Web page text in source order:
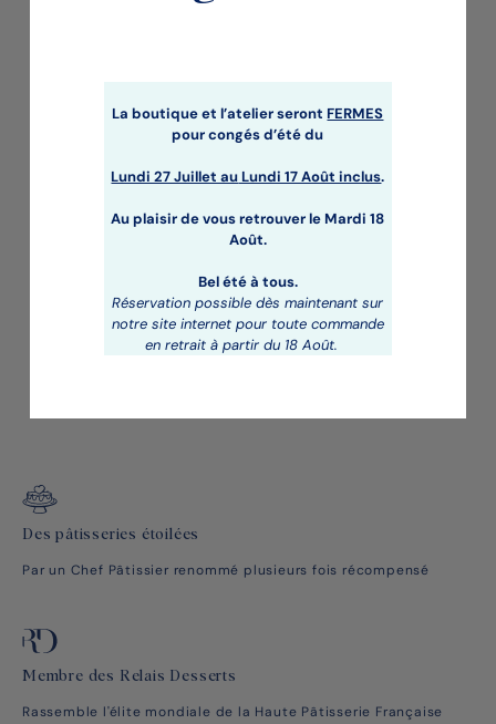
Pâtisseries
Des pâtisseries étoilées
Par un Chef Pâtissier renommé plusieurs fois récompensé
Membre des Relais Desserts
Rassemble l'élite mondiale de la Haute Pâtisserie Française
La boutique et l’atelier seront FERMES
pour congés d’été du
Lundi 27 Juillet au Lundi 17 Août inclus.
Au plaisir de vous retrouver le Mardi 18
Août.
Bel été à tous.
Réservation possible dès maintenant sur
notre site internet pour toute commande
en retrait à partir du 18 Août.